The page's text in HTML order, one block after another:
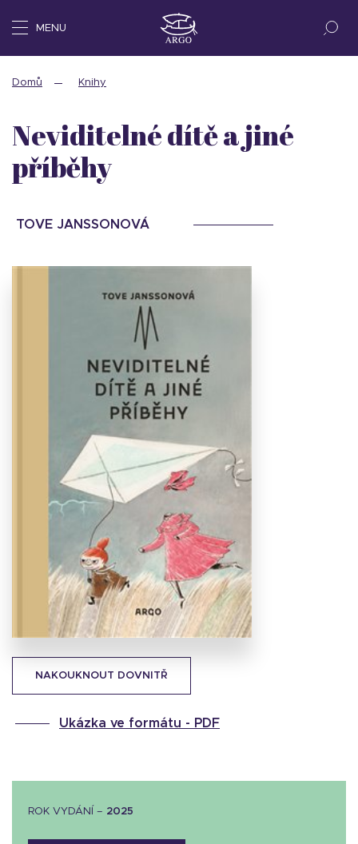
MENU
Domů Knihy
NAKOUKNOUT DOVNITŘ
Ukázka ve formátu - PDF
Neviditelné dítě a jiné
příběhy
TOVE JANSSONOVÁ
ROK VYDÁNÍ – 2025